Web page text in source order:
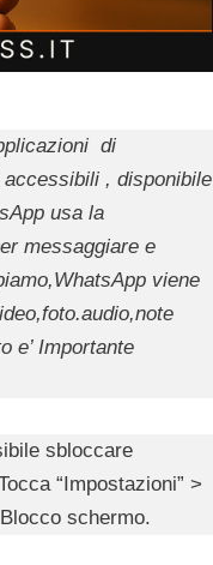
di
, disponibile
usa la
messaggiare e
viene
e’ Importante
sbloccare
“Impostazioni” >
schermo.